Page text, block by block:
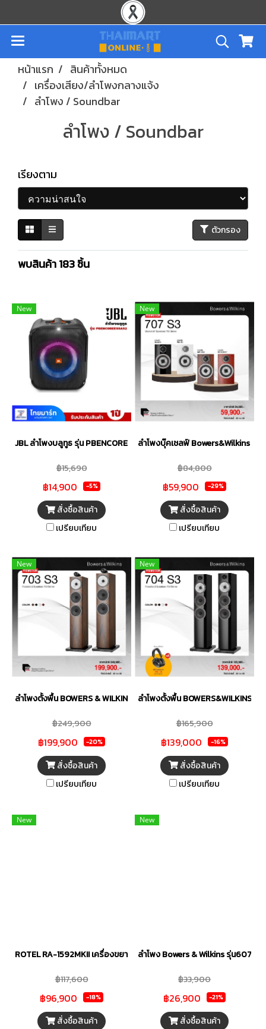
หน้าแรก
สินค้าทั้งหมด
เครื่องเสียง/ลำโพงกลางแจ้ง
ลำโพง / Soundbar
ลำโพง / Soundbar
เรียงตาม
ตัวกรอง
พบสินค้า 183 ชิ้น
New
JBL ลำโพงบลูทูธ รุ่น PBENCOREESSAS2-Black
฿15,690
฿14,900 -5%
สั่งซื้อสินค้า
เปรียบเทียบ
New
ลำโพงบุ๊คเชลฟ์ Bowers&Wilkins รุ่น
฿84,800
฿59,900 -29%
สั่งซื้อสินค้า
เปรียบเทียบ
New
ลำโพงตั้งพื้น BOWERS & WILKINS รุ่น 703S3
฿249,900
฿199,900 -20%
สั่งซื้อสินค้า
เปรียบเทียบ
New
ลำโพงตั้งพื้น BOWERS&WILKINS รุ่
฿165,900
฿139,000 -16%
สั่งซื้อสินค้า
เปรียบเทียบ
New
ROTEL RA-1592MKII เครื่องขยายเสียง Class AB 2×350 วัตต์ รองรับ
฿117,600
฿96,900 -18%
สั่งซื้อสินค้า
New
ลำโพง Bowers & Wilkins รุ่น607 S3
฿33,900
฿26,900 -21%
สั่งซื้อสินค้า